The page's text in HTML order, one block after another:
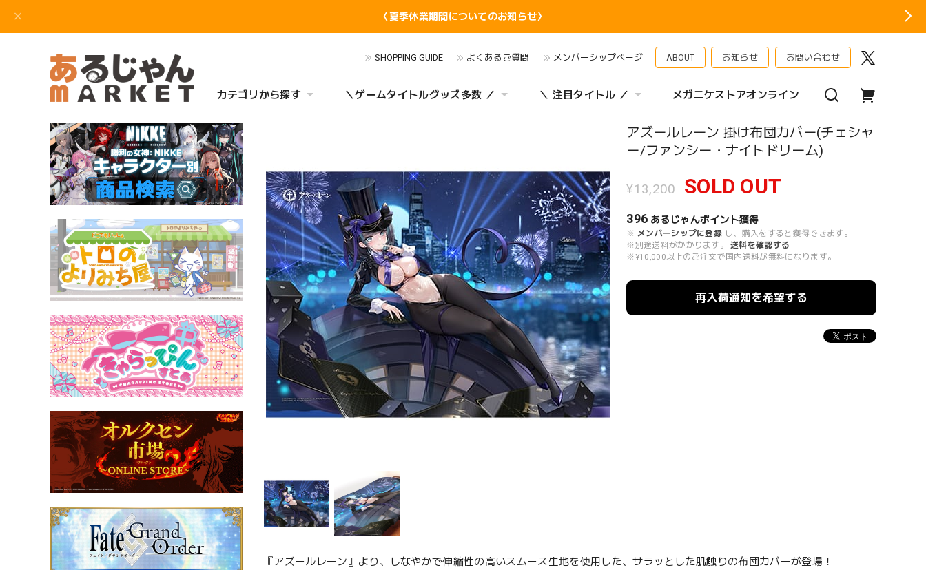
〈夏季休業期間についてのお知らせ〉
SHOPPING GUIDE よくあるご質問 メンバーシップページ ABOUT お知らせ お問い合わせ
カテゴリから探す ＼ゲームタイトルグッズ多数 ／ ＼ 注目タイトル ／ メガニケストアオンライン
アズールレーン 掛け布団カバー(チェシャ
ー/ファンシー・ナイトドリーム)
¥13,200 SOLD OUT
396 あるじゃんポイント獲得
※ メンバーシップに登録 し、購入をすると獲得できます。
※別途送料がかかります。
送料を確認する
※¥10,000以上のご注文で国内送料が無料になります。
再入荷通知を希望する
『アズールレーン』より、しなやかで伸縮性の高いスムース生地を使用した、サラッとした肌触りの布団カバーが登場！